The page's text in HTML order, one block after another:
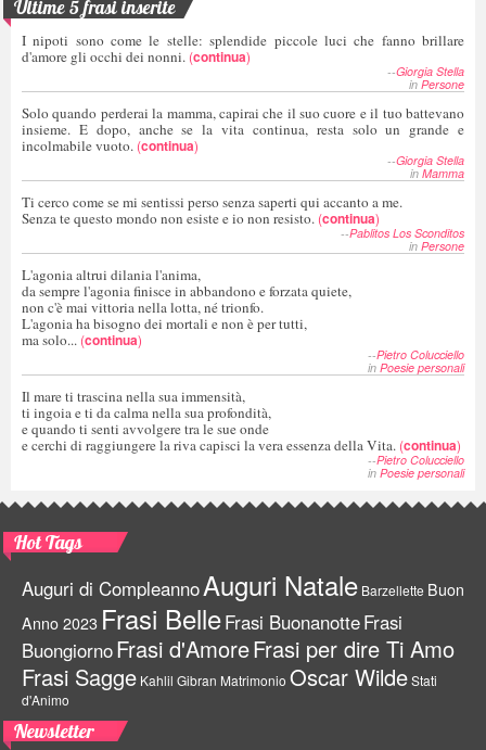
Ultime 5 frasi inserite
I nipoti sono come le stelle: splendide piccole luci che fanno brillare
d'amore gli occhi dei nonni. (continua)
--Giorgia Stella
in Persone
Solo quando perderai la mamma, capirai che il suo cuore e il tuo battevano
insieme. E dopo, anche se la vita continua, resta solo un grande e
incolmabile vuoto. (continua)
--Giorgia Stella
in Mamma
Ti cerco come se mi sentissi perso senza saperti qui accanto a me.
Senza te questo mondo non esiste e io non resisto. (continua)
--Pablitos Los Sconditos
in Persone
L'agonia altrui dilania l'anima,
da sempre l'agonia finisce in abbandono e forzata quiete,
non c'è mai vittoria nella lotta, né trionfo.
L'agonia ha bisogno dei mortali e non è per tutti,
ma solo... (continua)
--Pietro Colucciello
in Poesie personali
Il mare ti trascina nella sua immensità,
ti ingoia e ti da calma nella sua profondità,
e quando ti senti avvolgere tra le sue onde
e cerchi di raggiungere la riva capisci la vera essenza della Vita. (continua)
--Pietro Colucciello
in Poesie personali
Hot Tags
Auguri di CompleannoAuguri Natale Barzellette Buon
Anno 2023 Frasi BelleFrasi BuonanotteFrasi
BuongiornoFrasi d'AmoreFrasi per dire Ti Amo
Frasi Sagge Kahlil Gibran Matrimonio Oscar WildeStati
d'Animo
Newsletter